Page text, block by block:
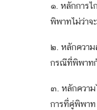
๑. หลักการไ
พิพาทไม่ว่าจ
๒. หลักควา
กรณีที่พิพาท
๓. หลักความ
การที่คู่พิพาท